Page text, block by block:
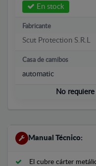
En stock
Fabricante
Scut Protection S.R.L
Casa de camibos
automatic
No
Manual Técnico:
El cubre cárter